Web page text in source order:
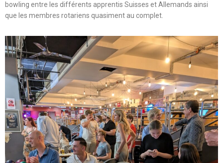
bowling entre les différents apprentis Suisses et Allemands ainsi
que les membres rotariens quasiment au complet.